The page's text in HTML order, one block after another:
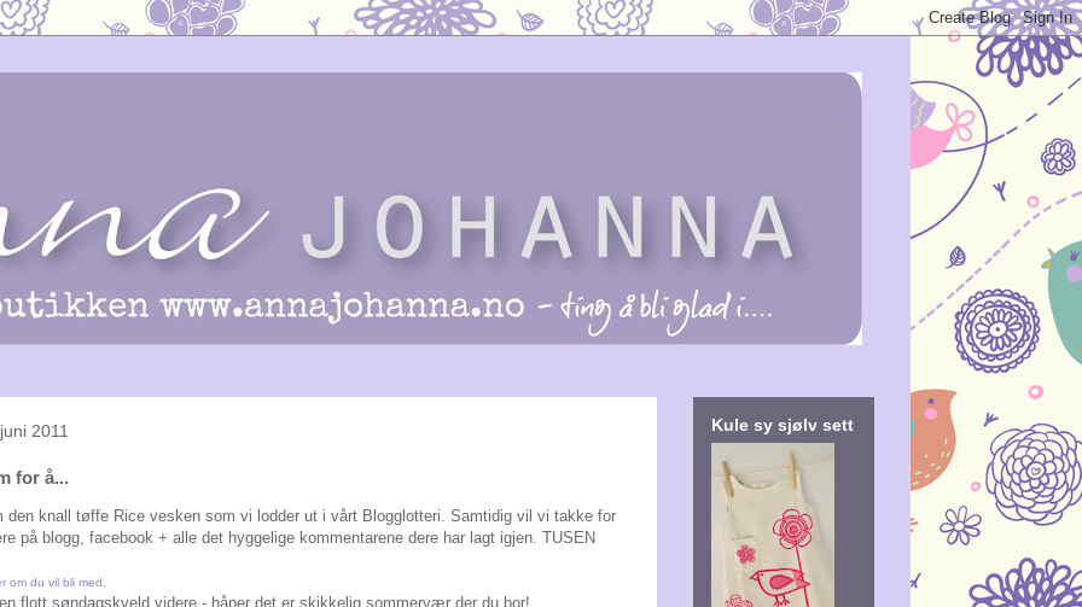
2011
for å...
den knall tøffe Rice vesken som vi lodder ut i vårt Blogglotteri. Samtidig vil vi takke for
på blogg, facebook + alle det hyggelige kommentarene dere har lagt igjen. TUSEN
om du vil bli med.
en flott søndagskveld videre - håper det er skikkelig sommervær der du bor!
Kule sy sjølv sett